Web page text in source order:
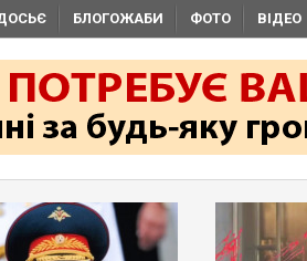
БЛОГОЖАБИ ФОТО ВІДЕО